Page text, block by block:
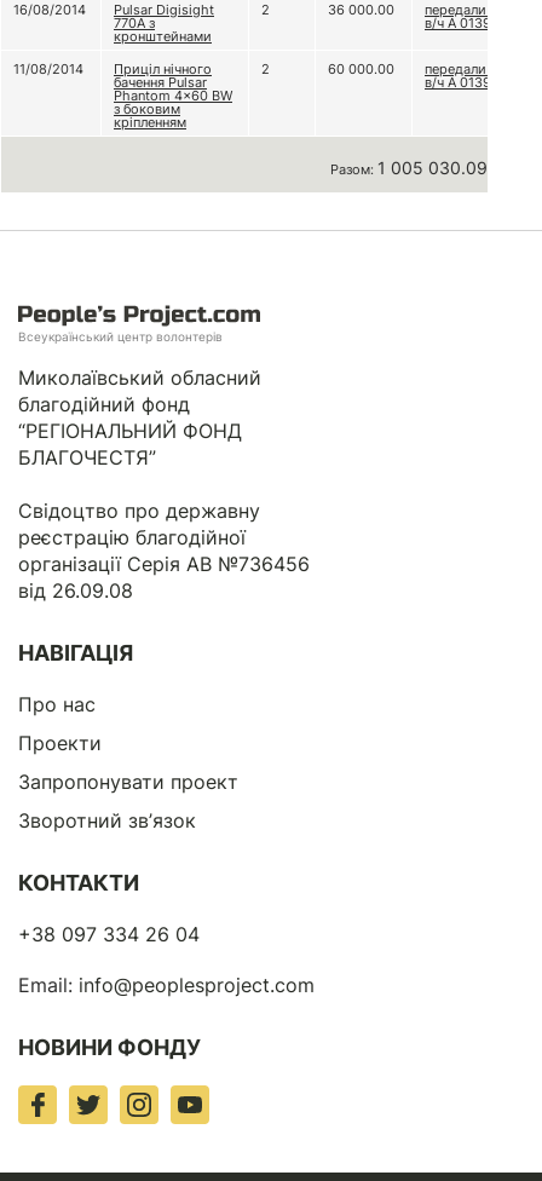
16/08/2014
Pulsar Digisight
770A з
кронштейнами
2 36 000.00 передали до
в/ч А 0139
11/08/2014 Приціл нічного
бачення Pulsar
Phantom 4x60 BW
з боковим
кріпленням
2 60 000.00 передали до
в/ч А 0139
Разом: 1 005 030.09 грн
Всеукраїнський центр волонтерів
Миколаївський обласний
благодійний фонд
“РЕГІОНАЛЬНИЙ ФОНД
БЛАГОЧЕСТЯ”
Свідоцтво про державну
реєстрацію благодійної
організації Серія АВ №736456
від 26.09.08
НАВІГАЦІЯ
Про нас
Проекти
Запропонувати проект
Зворотний зв’язок
КОНТАКТИ
+38 097 334 26 04
Email: info@peoplesproject.com
НОВИНИ ФОНДУ